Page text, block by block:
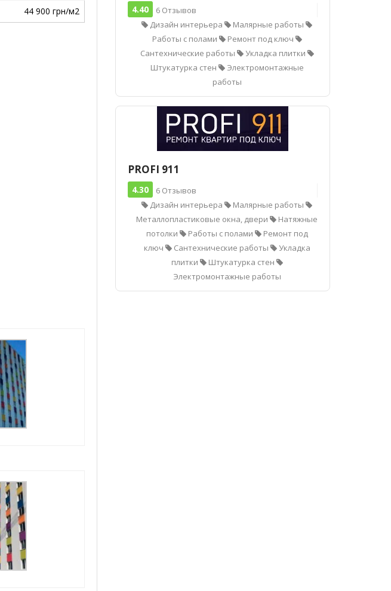
44 900 грн/м2 4.40
6 Отзывов
Дизайн интерьера
Малярные работы
Работы с полами
Ремонт под ключ
Сантехнические работы
Укладка плитки
Штукатурка стен
Электромонтажные
работы
PROFI 911
4.30
6 Отзывов
Дизайн интерьера
Малярные работы
Металлопластиковые окна, двери
Натяжные
потолки
Работы с полами
Ремонт под
ключ
Сантехнические работы
Укладка
плитки
Штукатурка стен
Электромонтажные работы